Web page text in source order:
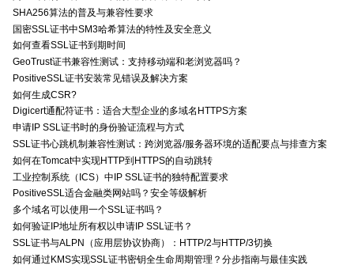
SHA256算法的普及与兼容性要求
国密SSL证书中SM3哈希算法的特性及安全意义
如何查看SSL证书到期时间
GeoTrust证书兼容性测试：支持移动端和老浏览器吗？
PositiveSSL证书安装常见错误及解决方案
如何生成CSR?
Digicert通配符证书：适合大型企业的多域名HTTPS方案
申请IP SSL证书时的身份验证流程与方式
SSL证书心跳机制兼容性测试：跨浏览器/服务器环境的适配要点与排查方案
如何在Tomcat中实现HTTP到HTTPS的自动跳转
工业控制系统（ICS）中IP SSL证书的独特配置要求
PositiveSSL适合金融类网站吗？安全等级解析
多个域名可以使用一个SSL证书吗？
如何验证IP地址所有权以申请IP SSL证书？
SSL证书与ALPN（应用层协议协商）：HTTP/2与HTTP/3切换
如何通过KMS实现SSL证书密钥全生命周期管理？分步指南与最佳实践